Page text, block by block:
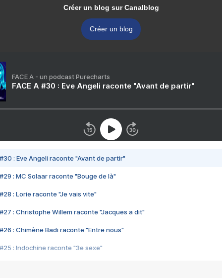
Créer un blog sur Canalblog
Créer un blog
FACE A - un podcast Purecharts
FACE A #30 : Eve Angeli raconte "Avant de partir"
#30 : Eve Angeli raconte "Avant de partir"
#29 : MC Solaar raconte "Bouge de là"
#28 : Lorie raconte "Je vais vite"
#27 : Christophe Willem raconte "Jacques a dit"
#26 : Chimène Badi raconte "Entre nous"
#25 : Indochine raconte "3e sexe"